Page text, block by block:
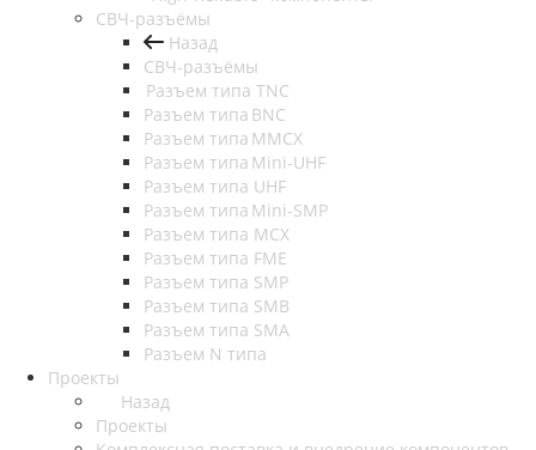
СВЧ-разъёмы
Назад
СВЧ-разъёмы
Разъем типа TNC
Разъем типа BNC
Разъем типа MMCX
Разъем типа Mini-UHF
Разъем типа UHF
Разъем типа Mini-SMP
Разъем типа MCX
Разъем типа FME
Разъем типа SMP
Разъем типа SMB
Разъем типа SMA
Разъем N типа
Проекты
Назад
Проекты